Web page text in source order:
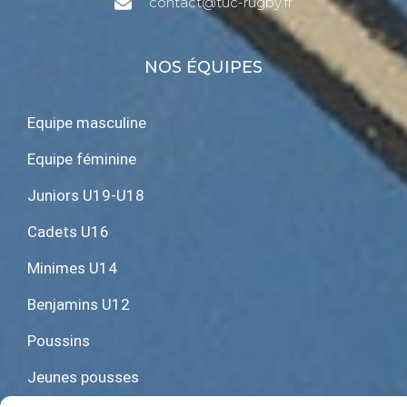
NOS ÉQUIPES
Equipe masculine
Equipe féminine
Juniors U19-U18
Cadets U16
Minimes U14
Benjamins U12
Poussins
Jeunes pousses